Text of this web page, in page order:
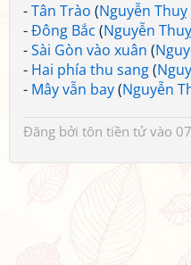
-Tân Trào (Nguyễn Thuỵ
-Đông Bắc (Nguyễn
-Sài Gòn vào xuân (
- Hai phía thu sang(
- Mây vẫn bay(Nguyễn
Đăng bởi tôn tiền tửvào